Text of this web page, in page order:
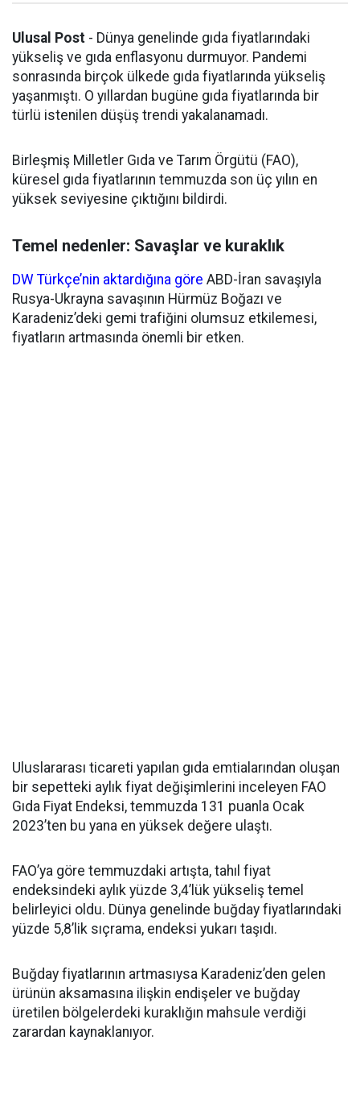
Ulusal Post - Dünya genelinde gıda fiyatlarındaki
yükseliş ve gıda enflasyonu durmuyor. Pandemi
sonrasında birçok ülkede gıda fiyatlarında yükseliş
yaşanmıştı. O yıllardan bugüne gıda fiyatlarında bir
türlü istenilen düşüş trendi yakalanamadı.
Birleşmiş Milletler Gıda ve Tarım Örgütü (FAO),
küresel gıda fiyatlarının temmuzda son üç yılın en
yüksek seviyesine çıktığını bildirdi.
Temel nedenler: Savaşlar ve kuraklık
DW Türkçe’nin aktardığına göre ABD-İran savaşıyla
Rusya-Ukrayna savaşının Hürmüz Boğazı ve
Karadeniz’deki gemi trafiğini olumsuz etkilemesi,
fiyatların artmasında önemli bir etken.
Uluslararası ticareti yapılan gıda emtialarından oluşan
bir sepetteki aylık fiyat değişimlerini inceleyen FAO
Gıda Fiyat Endeksi, temmuzda 131 puanla Ocak
2023’ten bu yana en yüksek değere ulaştı.
FAO’ya göre temmuzdaki artışta, tahıl fiyat
endeksindeki aylık yüzde 3,4’lük yükseliş temel
belirleyici oldu. Dünya genelinde buğday fiyatlarındaki
yüzde 5,8’lik sıçrama, endeksi yukarı taşıdı.
Buğday fiyatlarının artmasıysa Karadeniz’den gelen
ürünün aksamasına ilişkin endişeler ve buğday
üretilen bölgelerdeki kuraklığın mahsule verdiği
zarardan kaynaklanıyor.